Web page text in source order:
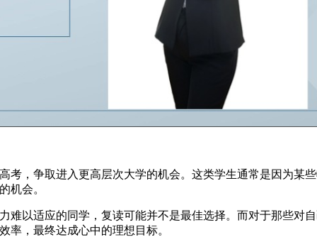
考，争取进入更高层次大学的机会。这类学生通常是因为某
机会。
适应的同学，复读可能并不是最佳选择。而对于那些对自
率，最终达成心中的理想目标。